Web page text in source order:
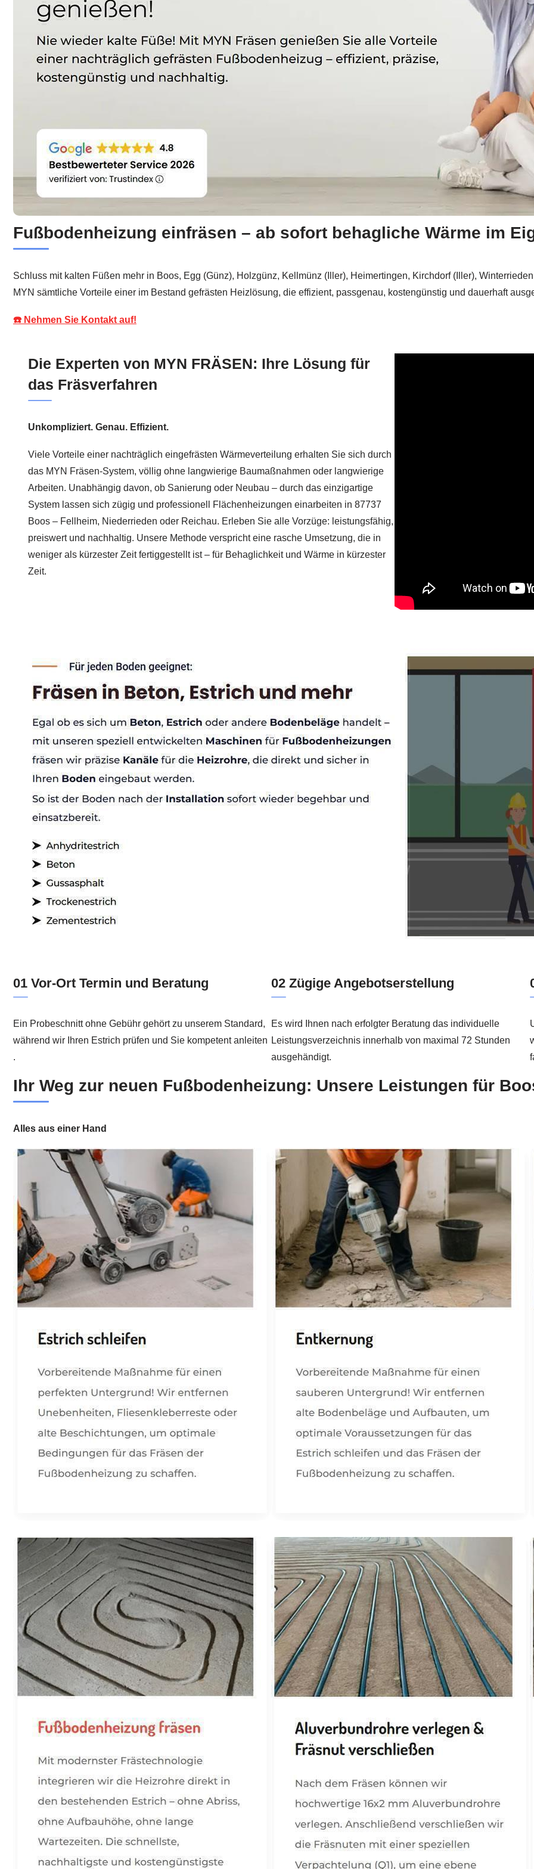
Fußbodenheizung einfräsen – ab sofort behagliche Wärme im
Schluss mit kalten Füßen mehr in Boos, Egg (Günz), Holzgünz, Kellmünz (Iller), Heimertingen, Kirchdorf (Iller),
MYN sämtliche Vorteile einer im Bestand gefrästen Heizlösung, die effizient, passgenau, kostengünstig und dauerhaft
☎️ Nehmen Sie Kontakt auf!
Die Experten von MYN FRÄSEN: Ihre Lösung für
das Fräsverfahren
Unkompliziert. Genau. Effizient.
Viele Vorteile einer nachträglich eingefrästen Wärmeverteilung erhalten Sie sich durch
das MYN Fräsen-System, völlig ohne langwierige Baumaßnahmen oder langwierige
Arbeiten. Unabhängig davon, ob Sanierung oder Neubau – durch das einzigartige
System lassen sich zügig und professionell Flächenheizungen einarbeiten in 87737
Boos – Fellheim, Niederrieden oder Reichau. Erleben Sie alle Vorzüge: leistungsfähig,
preiswert und nachhaltig. Unsere Methode verspricht eine rasche Umsetzung, die in
weniger als kürzester Zeit fertiggestellt ist – für Behaglichkeit und Wärme in kürzester
Zeit.
01 Vor-Ort Termin und Beratung
Ein Probeschnitt ohne Gebühr gehört zu unserem Standard,
während wir Ihren Estrich prüfen und Sie kompetent anleiten
.
02 Zügige Angebotserstellung
Es wird Ihnen nach erfolgter Beratung das individuelle
Leistungsverzeichnis innerhalb von maximal 72 Stunden
ausgehändigt.
Ihr Weg zur neuen Fußbodenheizung: Unsere Leistungen für
Alles aus einer Hand